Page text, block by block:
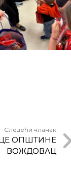
Следећи чланак
ОПШТИНЕ
ВОЖДОВАЦ